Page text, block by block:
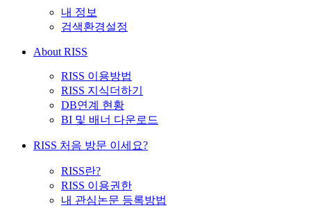
내 정보
검색환경설정
About RISS
RISS 이용방법
RISS 지식더하기
DB연계 현황
BI 및 배너 다운로드
RISS 처음 방문 이세요?
RISS란?
RISS 이용권한
내 관심논문 등록방법